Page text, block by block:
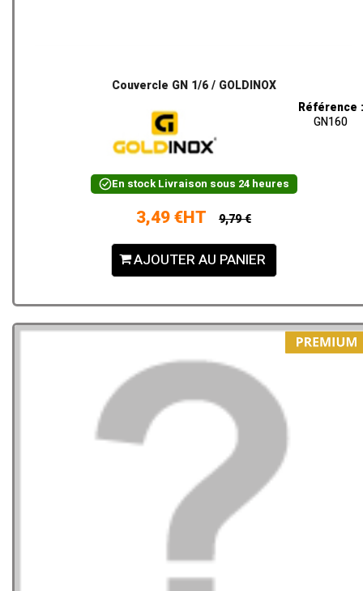
Couvercle GN 1/6 / GOLDINOX
Référence :
GN160
En stockLivraison sous 24 heures
3,49 €HT 9,79 €
AJOUTER AU PANIER